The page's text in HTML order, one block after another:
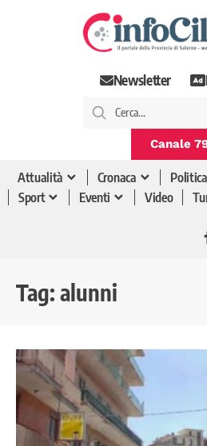
Newsletter
Canale
Attualità Cronaca Politica
Sport
Eventi Video
Tag: alunni